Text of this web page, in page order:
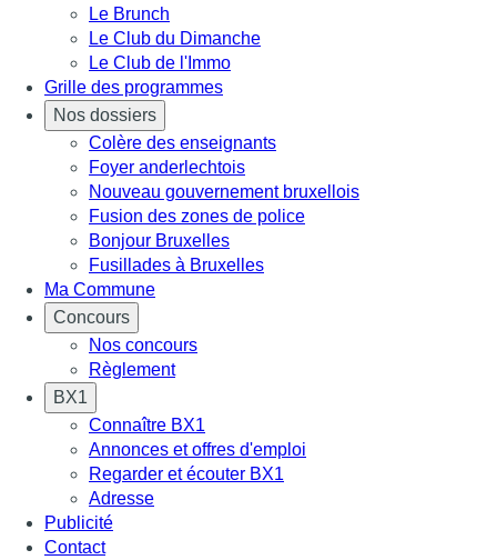
Le Brunch
Le Club du Dimanche
Le Club de l'Immo
Grille des programmes
Nos dossiers
Colère des enseignants
Foyer anderlechtois
Nouveau gouvernement bruxellois
Fusion des zones de police
Bonjour Bruxelles
Fusillades à Bruxelles
Ma Commune
Concours
Nos concours
Règlement
BX1
Connaître BX1
Annonces et offres d'emploi
Regarder et écouter BX1
Adresse
Publicité
Contact